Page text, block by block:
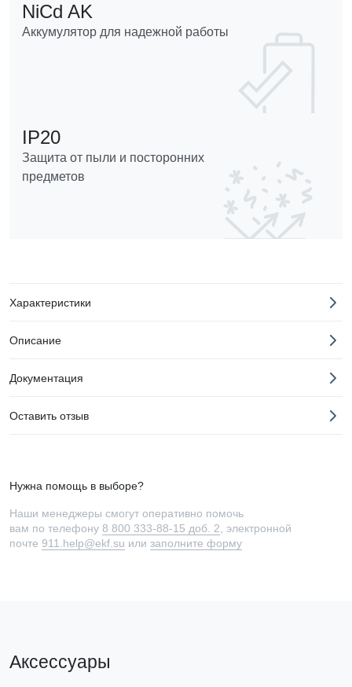
IP20
Защита от пыли и посторонних
предметов
NiCd AK
Аккумулятор для надежной работы
Характеристики
Описание
Документация
Оставить отзыв
Нужна помощь в выборе?
Наши менеджеры смогут оперативно помочь
вам по телефону 8 800 333-88-15 доб. 2 , электронной
почте 911.help@ekf.su или заполните форму
Аксессуары